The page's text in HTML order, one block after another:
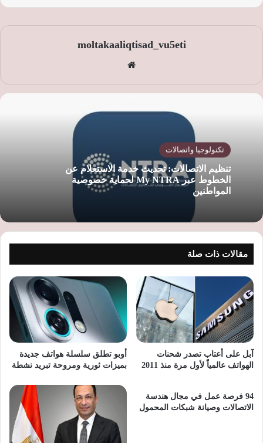
moltakaaliqtisad_vu5eti
الوي
تكنولوجيا واتصالات
تنظيم الاتصالات: تحديث خدمة الاستعلام عن
الخطوط عبر My NTRA لحماية خصوصية
المواطنين
مقالات ذات صلة
آبل على أعتاب تصدر شحنات
الهواتف عالمياً لأول مرة منذ 2011
أوبو تطلق سلسلة هواتف جديدة
بميزات ثورية ومروحة تبريد نشطة
94 فرصة عمل في مجال هندسة
الاتصالات وصيانة شبكات المحمول